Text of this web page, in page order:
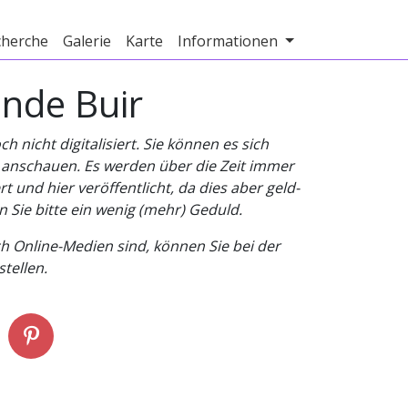
Galerie Karte Informationen
Buir
nicht digitalisiert. Sie können es sich
Es werden über die Zeit immer
und hier veröffentlicht, da dies aber geld-
Sie bitte ein wenig (mehr) Geduld.
Online-Medien sind, können Sie bei der